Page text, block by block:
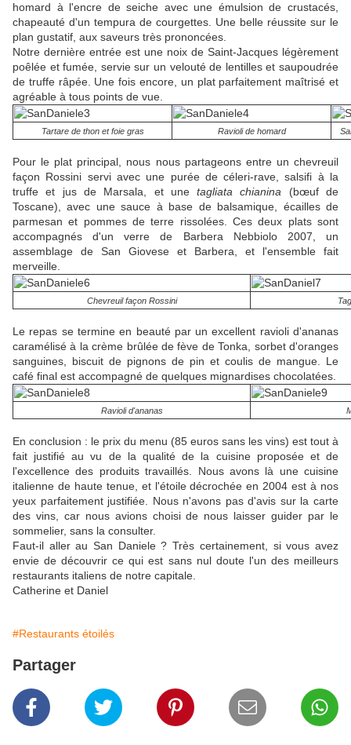
homard à l'encre de seiche avec une émulsion de crustacés,
chapeauté d'un tempura de courgettes. Une belle réussite sur le
plan gustatif, aux saveurs très prononcées.
Notre dernière entrée est une noix de Saint-Jacques légèrement
poêlée et fumée, servie sur un velouté de lentilles et saupoudrée
de truffe râpée. Une fois encore, un plat parfaitement maîtrisé et
agréable à tous points de vue.
Tartare de thon et foie gras Ravioli de homard
Pour le plat principal, nous nous partageons entre un chevreuil
façon Rossini servi avec une purée de céleri-rave, salsifi à la
truffe et jus de Marsala, et unetagliata chianina (bœuf de
Toscane), avec une sauce à base de balsamique, écailles de
parmesan et pommes de terre rissolées. Ces deux plats sont
accompagnés d'un verre de Barbera Nebbiolo 2007, un
assemblage de San Giovese et Barbera, et l'ensemble fait
merveille.
Chevreuil façon Rossini
Le repas se termine en beauté par un excellent ravioli d'ananas
caramélisé à la crème brûlée de fève de Tonka, sorbet d'oranges
sanguines, biscuit de pignons de pin et coulis de mangue. Le
café final est accompagné de quelques mignardises chocolatées.
Ravioli d'ananas
En conclusion : le prix du menu (85 euros sans les vins) est tout à
fait justifié au vu de la qualité de la cuisine proposée et de
l'excellence des produits travaillés. Nous avons là une cuisine
italienne de haute tenue, et l'étoile décrochée en 2004 est à nos
yeux parfaitement justifiée. Nous n'avons pas d'avis sur la carte
des vins, car nous avions choisi de nous laisser guider par le
sommelier, sans la consulter.
Faut-il aller au San Daniele ? Très certainement, si vous avez
envie de découvrir ce qui est sans nul doute l'un des meilleurs
restaurants italiens de notre capitale.
Catherine et Daniel
#Restaurants étoilés
Partager